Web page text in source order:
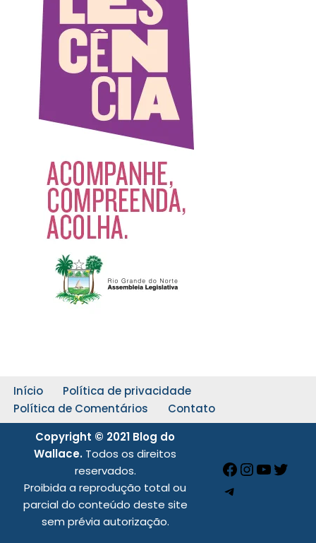
Início
Política de privacidade
Política de Comentários
Contato
Copyright © 2021 Blog do
Wallace. Todos os direitos
reservados.
Proibida a reprodução total ou
parcial do conteúdo deste site
sem prévia autorização.